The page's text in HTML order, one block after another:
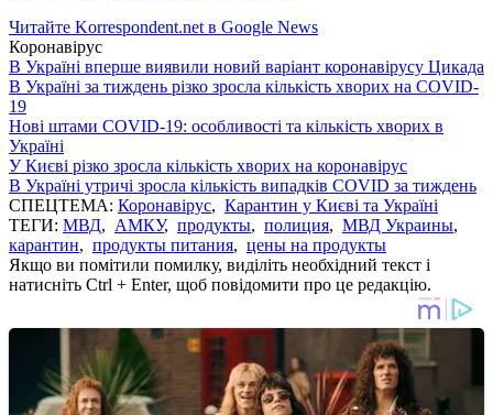
Читайте Korrespondent.net в Google News
Коронавірус
В Україні вперше виявили новий варіант коронавірусу Цикада
В Україні за тиждень різко зросла кількість хворих на COVID-
19
Нові штами COVID-19: особливості та кількість хворих в
Україні
У Києві різко зросла кількість хворих на коронавірус
В Україні утричі зросла кількість випадків COVID за тиждень
СПЕЦТЕМА: Коронавірус, Карантин у Києві та Україні
ТЕГИ: МВД, АМКУ, продукты, полиция, МВД Украины,
карантин, продукты питания, цены на продукты
Якщо ви помітили помилку, виділіть необхідний текст і
натисніть Ctrl + Enter, щоб повідомити про це редакцію.